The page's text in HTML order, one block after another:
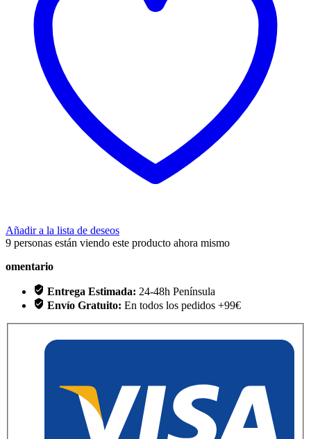
Añadir a la lista de deseos
9 personas están viendo este producto ahora mismo
omentario
Entrega Estimada: 24-48h Península
Envío Gratuito: En todos los pedidos +99€